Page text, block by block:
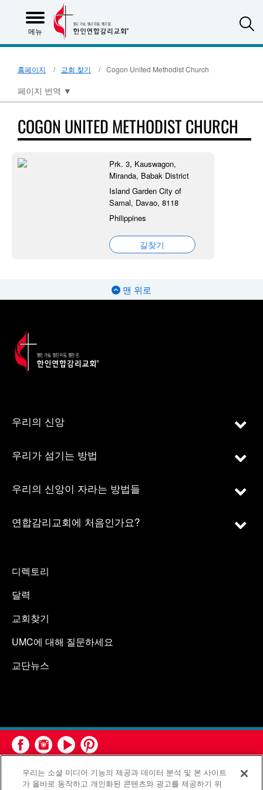
메뉴
홈페이지 교회 찾기 Cogon United Methodist Church
페이지 번역 ▼
COGON UNITED METHODIST CHURCH
Prk. 3, Kauswagon,
Miranda, Babak District
Island Garden City of
Samal, Davao, 8118
Philippines
길찾기
맨 위로
우리의 신앙
우리가 섬기는 방법
우리의 신앙이 자라는 방법들
연합감리교회에 처음인가요?
디렉토리
달력
교회찾기
UMC에 대해 질문하세요
교단뉴스
우리는 소셜 미디어 기능의 제공과 데이터 분석 및 본 사이트
가 올바로 동작하고 개인화된 콘텐츠와 광고를 제공하기 위